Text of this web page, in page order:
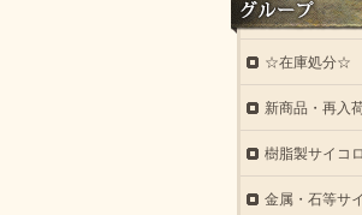
☆在庫処分☆
新商品・再入
樹脂製サイコロ
金属・石等サ